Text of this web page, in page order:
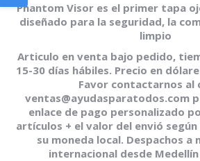
Phantom Visor es el primer tapa
diseñado para la seguridad, la
limpio
Articulo en venta bajo pedido,
15-30 días hábiles. Precio en
Favor contactarnos al
ventas@ayudasparatodos.com
enlace de pago personalizado
artículos + el valor del envió
su moneda local. Despachos a
internacional desde Medellín